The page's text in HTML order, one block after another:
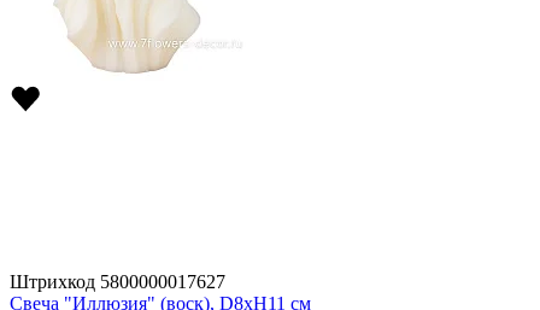
Штрихкод 5800000017627
Свеча "Иллюзия" (воск), D8xH11 см